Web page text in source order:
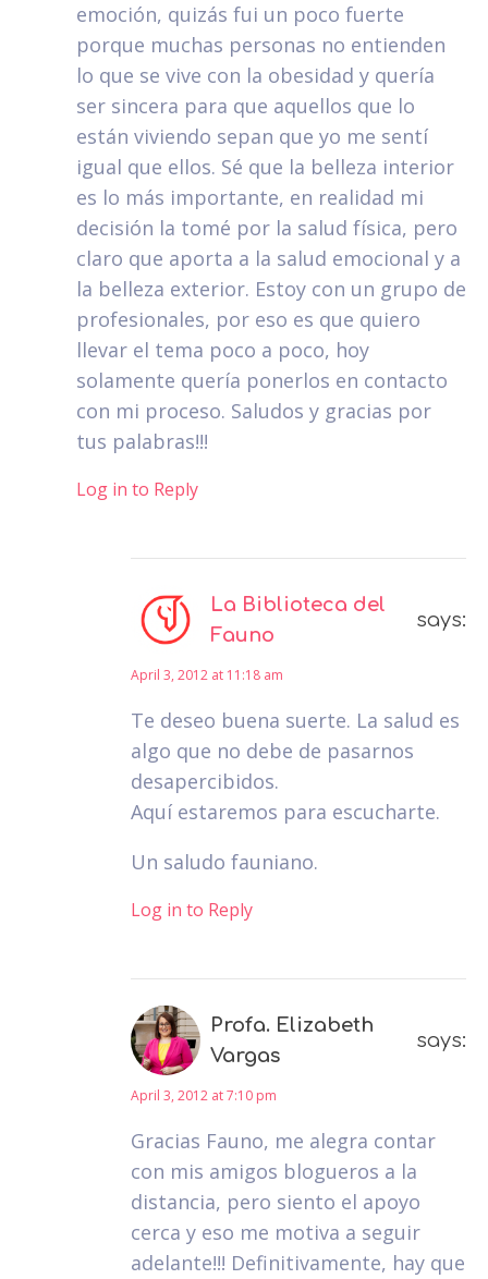
emoción, quizás fui un poco fuerte
porque muchas personas no entienden
lo que se vive con la obesidad y quería
ser sincera para que aquellos que lo
están viviendo sepan que yo me sentí
igual que ellos. Sé que la belleza interior
es lo más importante, en realidad mi
decisión la tomé por la salud física, pero
claro que aporta a la salud emocional y a
la belleza exterior. Estoy con un grupo de
profesionales, por eso es que quiero
llevar el tema poco a poco, hoy
solamente quería ponerlos en contacto
con mi proceso. Saludos y gracias por
tus palabras!!!
Log in to Reply
La Biblioteca del
Fauno
says:
April 3, 2012 at 11:18 am
Te deseo buena suerte. La salud es
algo que no debe de pasarnos
desapercibidos.
Aquí estaremos para escucharte.
Un saludo fauniano.
Log in to Reply
Profa. Elizabeth
Vargas
says:
April 3, 2012 at 7:10 pm
Gracias Fauno, me alegra contar
con mis amigos blogueros a la
distancia, pero siento el apoyo
cerca y eso me motiva a seguir
adelante!!! Definitivamente, hay que